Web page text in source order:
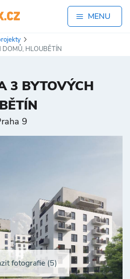
MENU
DOMŮ, HLOUBĚTÍN
3 BYTOVÝCH
9
fotografie (5)